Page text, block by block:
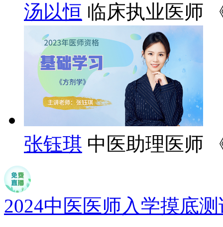
汤以恒 临床执业医师
张钰琪 中医助理医师
2024中医医师入学摸底